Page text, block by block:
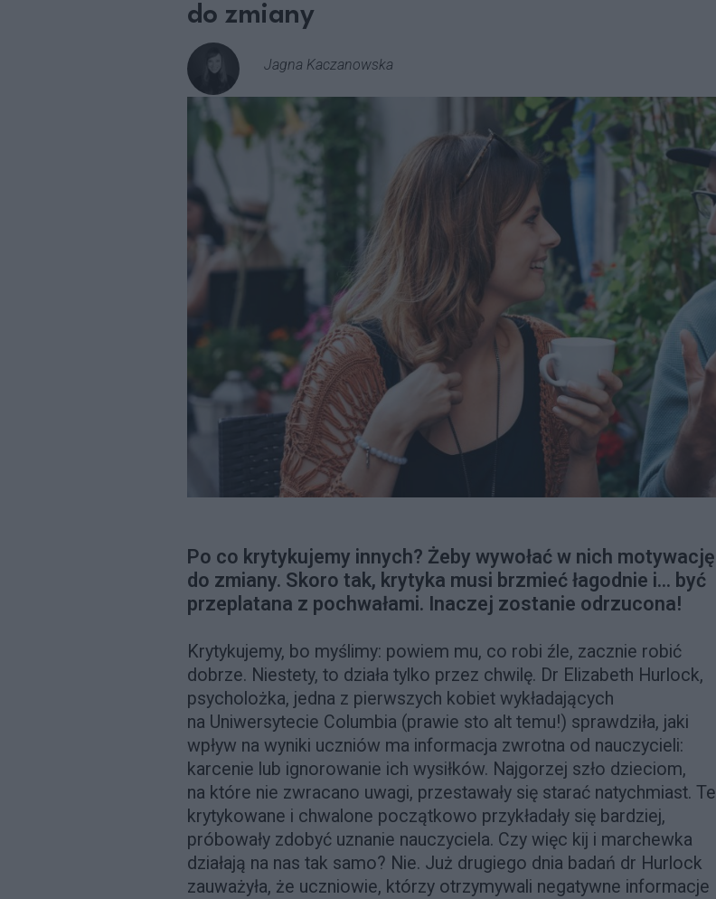
do zmiany
Jagna Kaczanowska
Po co krytykujemy innych? Żeby wywołać w nich motywację
do zmiany. Skoro tak, krytyka musi brzmieć łagodnie i… być
przeplatana z pochwałami. Inaczej zostanie odrzucona!
Krytykujemy, bo myślimy: powiem mu, co robi źle, zacznie robić
dobrze. Niestety, to działa tylko przez chwilę. Dr Elizabeth Hurlock,
psycholożka, jedna z pierwszych kobiet wykładających
na Uniwersytecie Columbia (prawie sto alt temu!) sprawdziła, jaki
wpływ na wyniki uczniów ma informacja zwrotna od nauczycieli:
karcenie lub ignorowanie ich wysiłków. Najgorzej szło dzieciom,
na które nie zwracano uwagi, przestawały się starać natychmiast. Te
krytykowane i chwalone początkowo przykładały się bardziej,
próbowały zdobyć uznanie nauczyciela. Czy więc kij i marchewka
działają na nas tak samo? Nie. Już drugiego dnia badań dr Hurlock
zauważyła, że uczniowie, którzy otrzymywali negatywne informacje